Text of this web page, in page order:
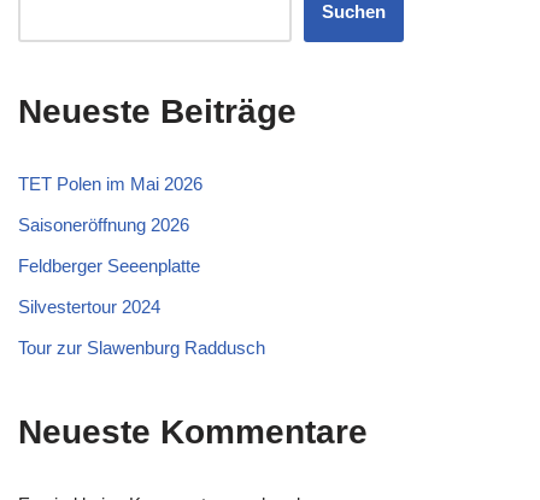
Suchen
Neueste Beiträge
TET Polen im Mai 2026
Saisoneröffnung 2026
Feldberger Seeenplatte
Silvestertour 2024
Tour zur Slawenburg Raddusch
Neueste Kommentare